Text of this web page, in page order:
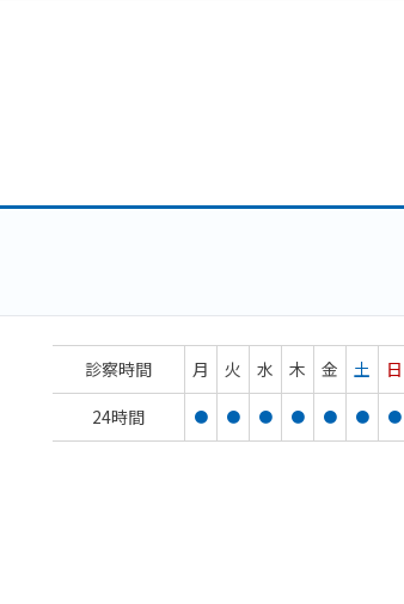
診察時間 月 火 水 木 金 土
日
24時間
● ● ● ● ● ● ●